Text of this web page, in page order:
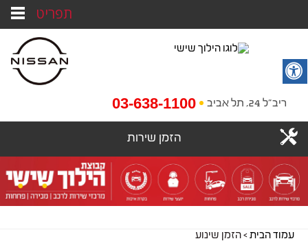
03-638-1100 ריב"ל 24, תל אביב
הזמן שירות
עמוד הבית>הזמן שינוע
תפריט